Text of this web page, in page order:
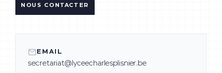
NOUS CONTACTER
EMAIL
secretariat@lyceecharlesplisnier.be